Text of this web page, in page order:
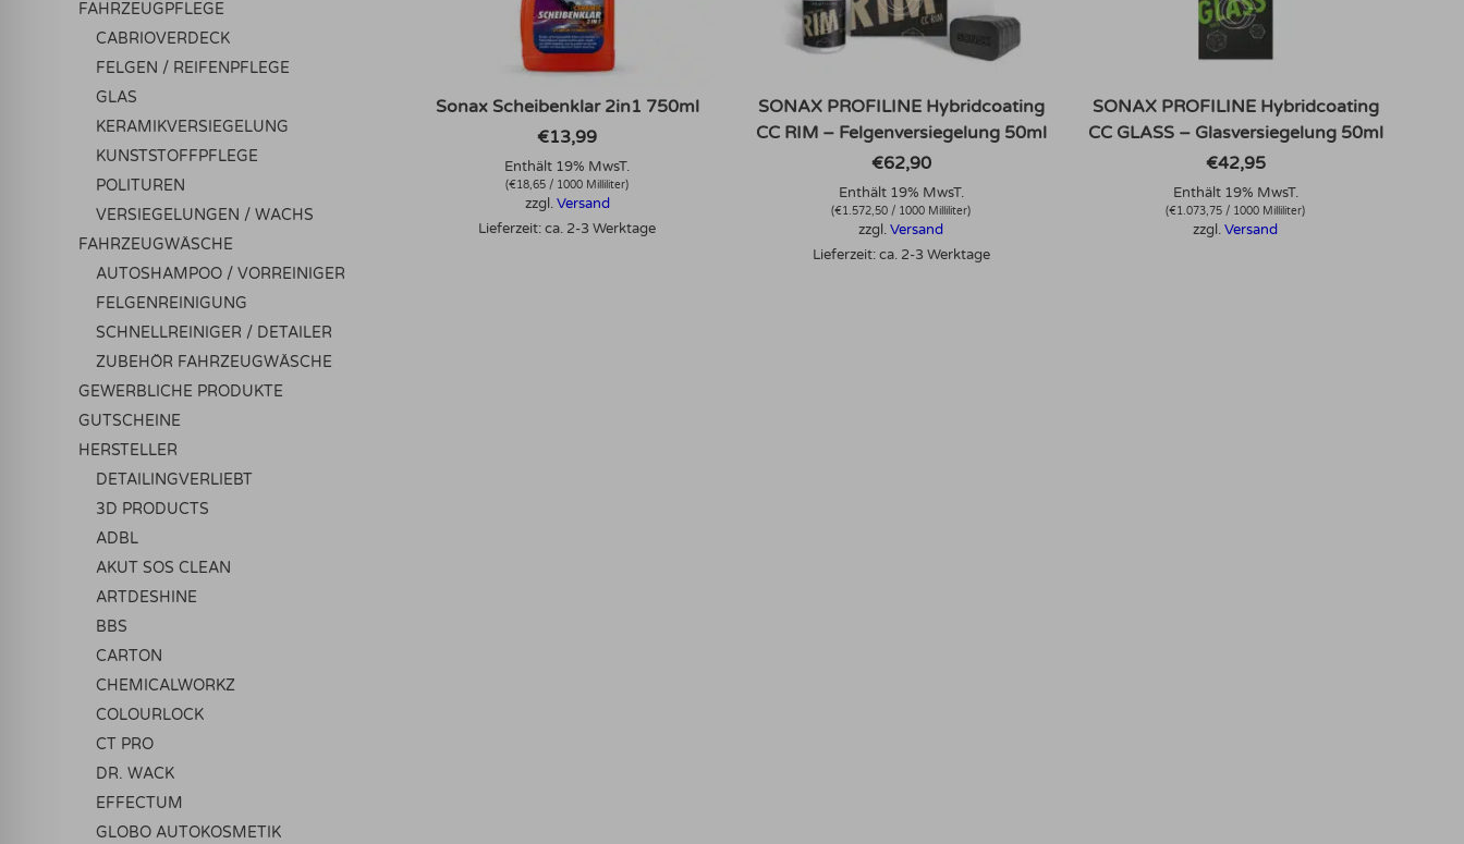
Sonax Scheibenklar 2in1 750ml
€13,99
Enthält 19% MwsT.
(€18,65 / 1000 Milliliter)
zzgl.Versand
Lieferzeit: ca. 2-3 Werktage
SONAX PROFILINE Hybridcoating
CC RIM – Felgenversiegelung 50ml
€62,90
Enthält 19% MwsT.
(€1.572,50 / 1000 Milliliter)
zzgl.Versand
Lieferzeit: ca. 2-3 Werktage
SONAX PROFILINE Hybridcoating
CC GLASS – Glasversiegelung 50ml
€42,95
Enthält 19% MwsT.
(€1.073,75 / 1000 Milliliter)
zzgl.Versand
FAHRZEUGPFLEGE
CABRIOVERDECK
FELGEN / REIFENPFLEGE
GLAS
KERAMIKVERSIEGELUNG
KUNSTSTOFFPFLEGE
POLITUREN
VERSIEGELUNGEN / WACHS
FAHRZEUGWÄSCHE
AUTOSHAMPOO / VORREINIGER
FELGENREINIGUNG
SCHNELLREINIGER / DETAILER
ZUBEHÖR FAHRZEUGWÄSCHE
GEWERBLICHE PRODUKTE
GUTSCHEINE
HERSTELLER
DETAILINGVERLIEBT
3D PRODUCTS
ADBL
AKUT SOS CLEAN
ARTDESHINE
BBS
CARTON
CHEMICALWORKZ
COLOURLOCK
CT PRO
DR. WACK
EFFECTUM
GLOBO AUTOKOSMETIK